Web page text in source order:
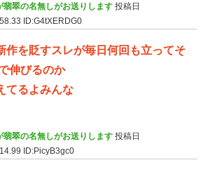
翡翠の名無しがお送りします 投稿日
ID:G4tXERDG0
作を貶すスレが毎日何回も立ってそ
伸びるのか
てるよみんな
翡翠の名無しがお送りします 投稿日
ID:PicyB3gc0